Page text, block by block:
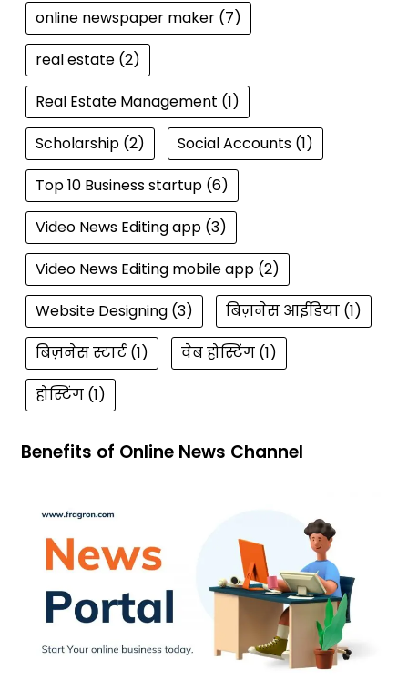
online newspaper maker(7)
real estate(2)
Real Estate Management (1)
Scholarship(2) Social Accounts(1)
Top 10 Business startup(6)
Video News Editing app(3)
Video News Editing mobile app(2)
Website Designing(3) बिज़नेस आईडिया(1)
बिज़नेस स्टार्ट(1) वेब होस्टिंग(1)
होस्टिंग(1)
Benefits of Online News Channel